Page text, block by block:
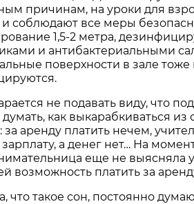
причинам, на уроки для
и соблюдают все меры
1,5-2 метра,
и антибактериальными
поверхности в зале тоже
не подавать виду, что
как выкарабкиваться
за аренду платить нечем,
а денег нет… На
еще не выясняла
возможность платить за
что такое сон, постоянно